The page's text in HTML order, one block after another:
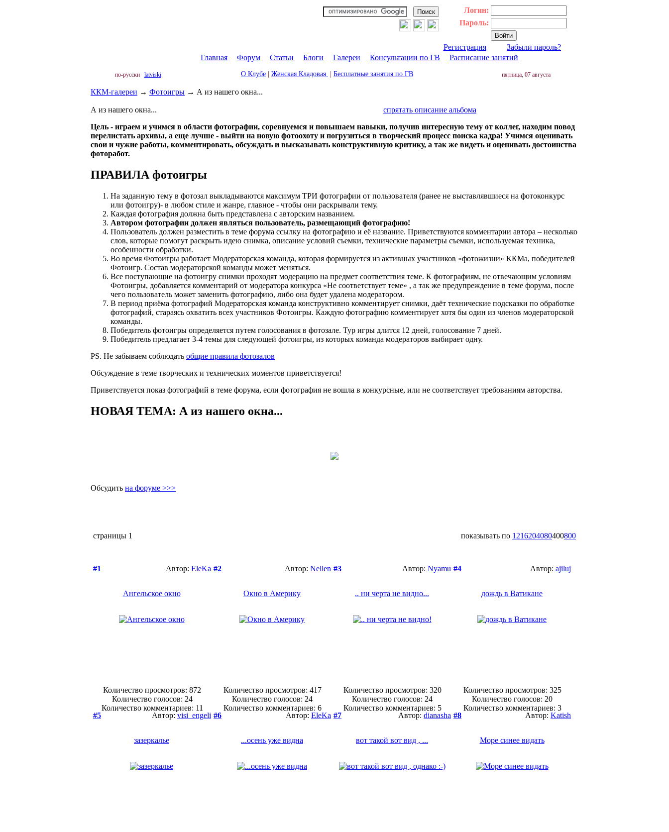
Логин:
Пароль:
Регистрация
Забыли пароль?
Главная
Форум Статьи Блоги Галереи Консультации по ГВ Расписание занятий
по-русски latviski О Клубе Женская Кладовая Бесплатные занятия по ГВ пятница, 07 августа
ККМ-галереи → Фотоигры → А из нашего окна...
А из нашего окна...
спрятать описание альбома
Цель - играем и учимся в области фотографии, соревнуемся и повышаем навыки, получив интересную тему от коллег, находим повод
перелистать архивы, а еще лучше - выйти на новую фотоохоту и погрузиться в творческий процесс поиска кадра! Учимся оценивать
свои и чужие работы, комментировать, обсуждать и высказывать конструктивную критику, а так же видеть и оценивать достоинства
фоторабот.
ПРАВИЛА фотоигры
На заданную тему в фотозал выкладываются максимум ТРИ фотографии от пользователя (ранее не выставлявшиеся на фотоконкурс
или фотоигру)- в любом стиле и жанре, главное - чтобы они раскрывали тему.
Каждая фотография должна быть представлена с авторским названием.
Автором фотографии должен являться пользователь, размещающий фотографию!
Пользователь должен разместить в теме форума ссылку на фотографию и её название. Приветствуются комментарии автора – несколько
слов, которые помогут раскрыть идею снимка, описание условий съемки, технические параметры съемки, используемая техника,
особенности обработки.
Во время Фотоигры работает Модераторская команда, которая формируется из активных участников «фотожизни» ККМа, победителей
Фотоигр. Состав модераторской команды может меняться.
Все поступающие на фотоигру снимки проходят модерацию на предмет соответствия теме. К фотографиям, не отвечающим условиям
Фотоигры, добавляется комментарий от модератора конкурса «Не соответствует теме» , а так же предупреждение в теме форума, после
чего пользователь может заменить фотографию, либо она будет удалена модератором.
В период приёма фотографий Модераторская команда конструктивно комментирует снимки, даёт технические подсказки по обработке
фотографий, стараясь охватить всех участников Фотоигры. Каждую фотографию комментирует хотя бы один из членов модераторской
команды.
Победитель фотоигры определяется путем голосования в фотозале. Тур игры длится 12 дней, голосование 7 дней.
Победитель предлагает 3-4 темы для следующей фотоигры, из которых команда модераторов выбирает одну.
PS. Не забываем соблюдать общие правила фотозалов
Обсуждение в теме творческих и технических моментов приветствуется!
Приветствуется показ фотографий в теме форума, если фотография не вошла в конкурсные, или не соответствует требованиям авторства.
НОВАЯ ТЕМА: А из нашего окна...
Обсудить на форуме >>>
страницы 1 показывать по 1216204080400800
#1 Автор: EleKa
Ангельское окно
Количество просмотров: 872
Количество голосов: 24
Количество комментариев: 11
#2 Автор: Nellen
Окно в Америку
Количество просмотров: 417
Количество голосов: 24
Количество комментариев: 6
#3 Автор: Nyamu
.. ни черта не видно...
Количество просмотров: 320
Количество голосов: 24
Количество комментариев: 5
#4 Автор: ajiluj
дождь в Ватикане
Количество просмотров: 325
Количество голосов: 20
Количество комментариев: 3
#5
Автор: visi_engeli
зазеркалье
#6 Автор: EleKa
...осень уже видна
#7 Автор: dianasha
вот такой вот вид , ...
#8 Автор: Katish
Море синее видать